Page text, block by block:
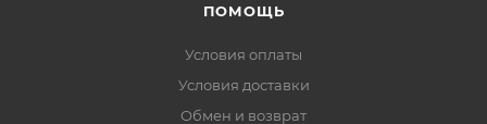
ПОМОЩЬ
Условия оплаты
Условия доставки
Обмен и возврат